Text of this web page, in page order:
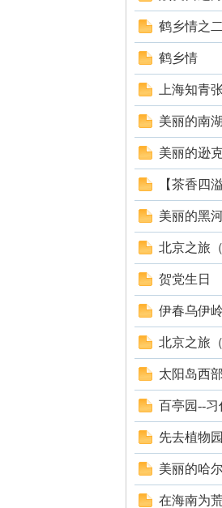
鹤乡情之二
鹤乡情
上海知青
美丽的南
美丽的逊
【茶香四
美丽的黑
北京之旅
贺党生日
伊春乌伊
北京之旅（
太阳岛西
百亭园--习
先去植物
美丽的哈
在海南为